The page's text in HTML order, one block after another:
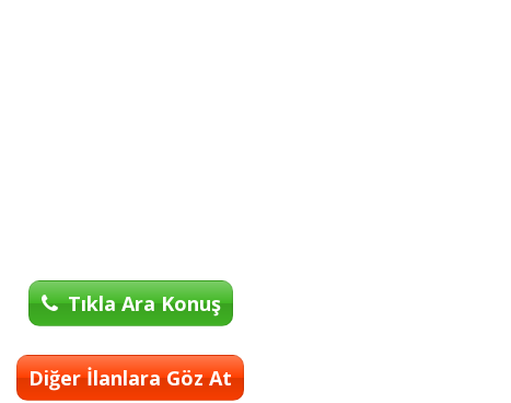
Tıkla Ara Konuş
Diğer İlanlara Göz At